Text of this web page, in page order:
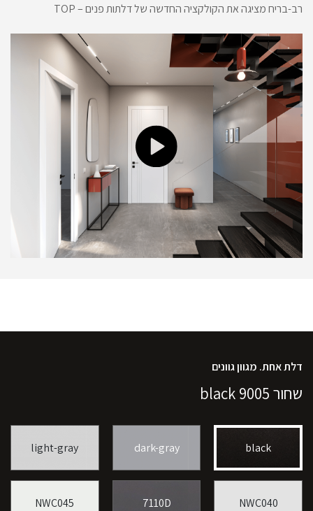
רב-בריח מציגה את הקולקציה החדשה של דלתות פנים – TOP
black
dark-gray
light-gray
NWC040
7110D
NWC045
דלת אחת. מגוון גוונים
שחור 9005 black